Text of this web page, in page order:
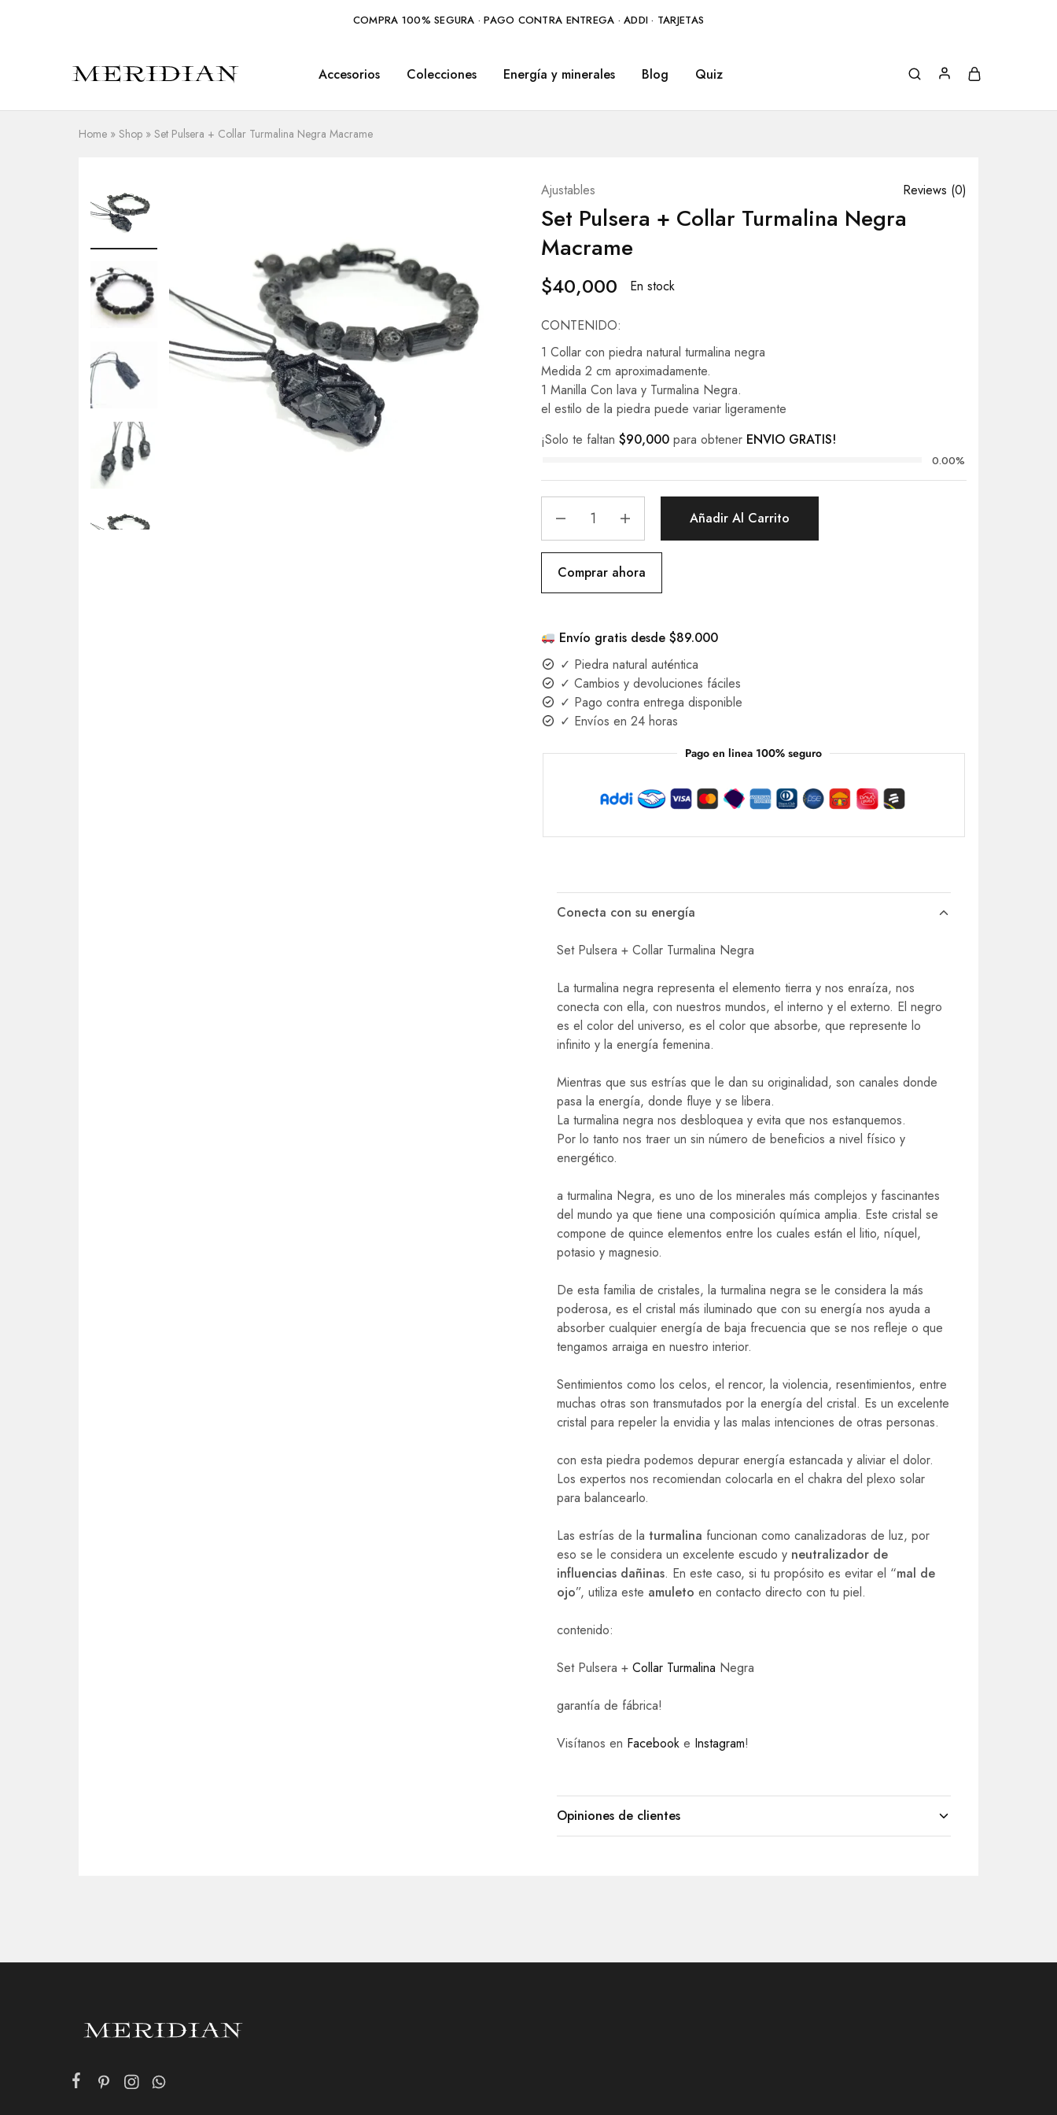
COMPRA 100% SEGURA · PAGO CONTRA ENTREGA · ADDI · TARJETAS
Meridian
Accesorios Accesorios Colecciones Energía y minerales Blog Quiz
Home » Shop » Set Pulsera + Collar Turmalina Negra Macrame
Ajustables Reviews (0)
Set Pulsera + Collar Turmalina Negra
Macrame
$40,000 En stock
CONTENIDO:
1 Collar con piedra natural turmalina negra
Medida 2 cm aproximadamente.
1 Manilla Con lava y Turmalina Negra.
el estilo de la piedra puede variar ligeramente
¡Solo te faltan $90,000para obtener ENVIO GRATIS!
0.00%
Añadir Al Carrito
Comprar ahora
Envío gratis desde $89.000
✓ Piedra natural auténtica
✓ Cambios y devoluciones fáciles
✓ Pago contra entrega disponible
✓ Envíos en 24 horas
Pago en linea 100% seguro
Conecta con su energía
Set Pulsera + Collar Turmalina Negra
La turmalina negra representa el elemento tierra y nos enraíza, nos
conecta con ella, con nuestros mundos, el interno y el externo. El negro
es el color del universo, es el color que absorbe, que represente lo
infinito y la energía femenina.
Mientras que sus estrías que le dan su originalidad, son canales donde
pasa la energía, donde fluye y se libera.
La turmalina negra nos desbloquea y evita que nos estanquemos.
Por lo tanto nos traer un sin número de beneficios a nivel físico y
energético.
a turmalina Negra, es uno de los minerales más complejos y fascinantes
del mundo ya que tiene una composición química amplia. Este cristal se
compone de quince elementos entre los cuales están el litio, níquel,
potasio y magnesio.
De esta familia de cristales, la turmalina negra se le considera la más
poderosa, es el cristal más iluminado que con su energía nos ayuda a
absorber cualquier energía de baja frecuencia que se nos refleje o que
tengamos arraiga en nuestro interior.
Sentimientos como los celos, el rencor, la violencia, resentimientos, entre
muchas otras son transmutados por la energía del cristal. Es un excelente
cristal para repeler la envidia y las malas intenciones de otras personas.
con esta piedra podemos depurar energía estancada y aliviar el dolor.
Los expertos nos recomiendan colocarla en el chakra del plexo solar
para balancearlo.
Las estrías de la turmalina funcionan como canalizadoras de luz, por
eso se le considera un excelente escudo y neutralizador de
influencias dañinas. En este caso, si tu propósito es evitar el “mal de
ojo”, utiliza este amuleto en contacto directo con tu piel.
contenido:
Set Pulsera + Collar Turmalina Negra
garantía de fábrica!
Visítanos en Facebooke Instagram!
Opiniones de clientes